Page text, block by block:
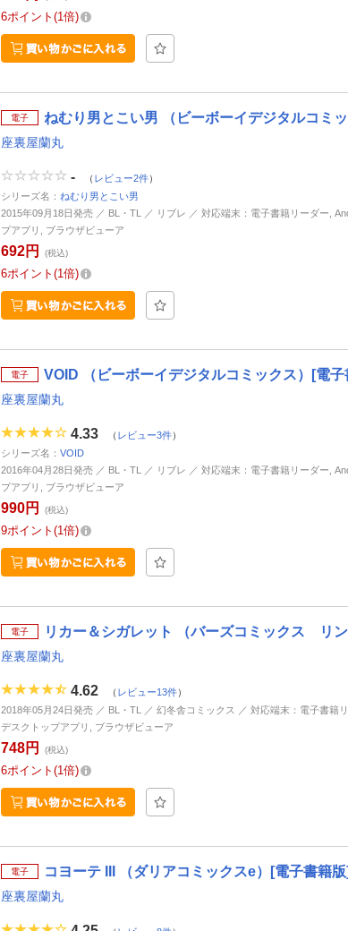
6ポイント 1倍
電子 ねむり男とこい男 （ビーボーイデジタルコミ
座裏屋蘭丸
- （ レビュー2件）
シリーズ名： ねむり男とこい男
2015年09月18日発売 ／ BL・TL ／ リブレ ／ 対応端末：電子書籍リーダー,
プアプリ, ブラウザビューア
692円 (税込)
6ポイント 1倍
電子 VOID （ビーボーイデジタルコミックス）[電子
座裏屋蘭丸
4.33 （ レビュー3件）
シリーズ名： VOID
2016年04月28日発売 ／ BL・TL ／ リブレ ／ 対応端末：電子書籍リーダー,
プアプリ, ブラウザビューア
990円 (税込)
9ポイント 1倍
電子 リカー＆シガレット （バーズコミックス リ
座裏屋蘭丸
4.62 （ レビュー13件）
2018年05月24日発売 ／ BL・TL ／ 幻冬舎コミックス ／ 対応端末：電子書籍
デスクトップアプリ, ブラウザビューア
748円 (税込)
6ポイント 1倍
電子 コヨーテ III （ダリアコミックスe）[電子書籍版]
座裏屋蘭丸